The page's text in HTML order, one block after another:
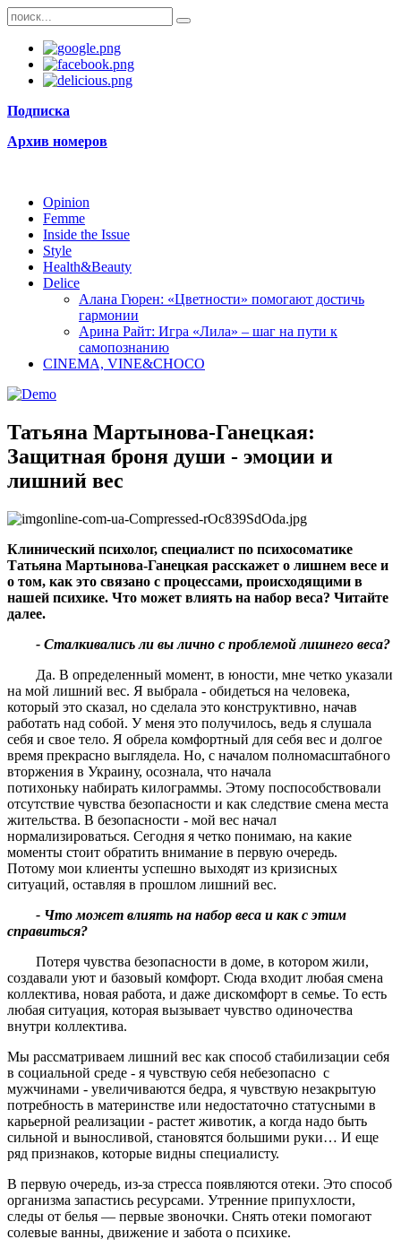
Подписка
Архив номеров
Opinion
Femme
Inside the Issue
Style
Health&Beauty
Delice
Алана Гюрен: «Цветности» помогают достичь
гармонии
Арина Райт: Игра «Лила» – шаг на пути к
самопознанию
CINEMA, VINE&CHOCO
Татьяна Мартынова-Ганецкая:
Защитная броня души - эмоции и
лишний вес
Клинический психолог, специалист по психосоматике
Татьяна Мартынова-Ганецкая расскажет о лишнем весе и
о том, как это связано с процессами, происходящими в
нашей психике. Что может влиять на набор веса? Читайте
далее.
- Сталкивались ли вы лично с проблемой лишнего веса?
Да. В определенный момент, в юности, мне четко указали
на мой лишний вес. Я выбрала - обидеться на человека,
который это сказал, но сделала это конструктивно, начав
работать над собой. У меня это получилось, ведь я слушала
себя и свое тело. Я обрела комфортный для себя вес и долгое
время прекрасно выглядела. Но, с началом полномасштабного
вторжения в Украину, осознала, что начала
потихоньку набирать килограммы. Этому поспособствовали
отсутствие чувства безопасности и как следствие смена места
жительства. В безопасности - мой вес начал
нормализироваться. Сегодня я четко понимаю, на какие
моменты стоит обратить внимание в первую очередь.
Потому мои клиенты успешно выходят из кризисных
ситуаций, оставляя в прошлом лишний вес.
- Что может влиять на набор веса и как с этим
справиться?
Потеря чувства безопасности в доме, в котором жили,
создавали уют и базовый комфорт. Сюда входит любая смена
коллектива, новая работа, и даже дискомфорт в семье. То есть
любая ситуация, которая вызывает чувство одиночества
внутри коллектива.
Мы рассматриваем лишний вес как способ стабилизации себя
в социальной среде - я чувствую себя небезопасно с
мужчинами - увеличиваются бедра, я чувствую незакрытую
потребность в материнстве или недостаточно статусными в
карьерной реализации - растет животик, а когда надо быть
сильной и выносливой, становятся большими руки… И еще
ряд признаков, которые видны специалисту.
В первую очередь, из-за стресса появляются отеки. Это способ
организма запастись ресурсами. Утренние припухлости,
следы от белья — первые звоночки. Снять отеки помогают
солевые ванны, движение и забота о психике.